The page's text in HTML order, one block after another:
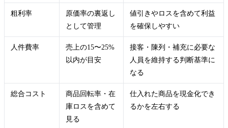
粗利率
原価率の裏返し
として管理
値引きやロスを含めて利益
を確保しやすい
人件費率
売上の15〜25%
以内が目安
接客・陳列・補充に必要な
人員を維持する判断基準に
なる
総合コスト
商品回転率・在
庫ロスを含めて
見る
仕入れた商品を現金化でき
るかを左右する